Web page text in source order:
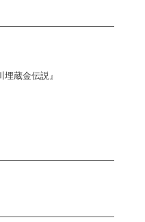
蔵金伝説』